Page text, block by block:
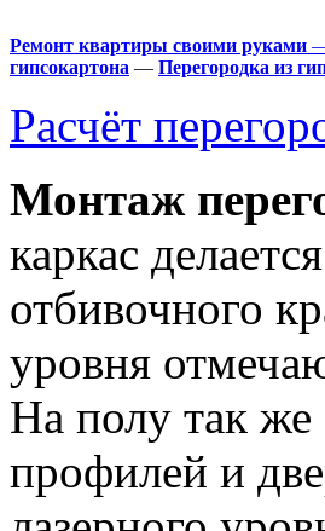
Ремонт квартиры своими руками
гипсокартона — Перегородка из
Расчёт
Монтаж
каркас
отбивочного
уровня
На полу так же
профилей и